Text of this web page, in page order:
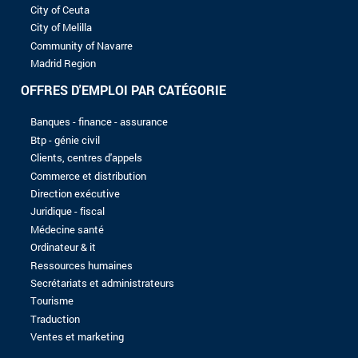
8 à 10 ans
Plus de 10 ans
NIVEAU D'ÉTUDES
Sans baccalauréat
Bac
Bac +2
Bac +3
Bac +4
Bac +5
Aucun enregistrement trouvé avec les